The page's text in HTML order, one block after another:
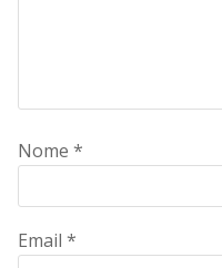
Nome *
Email *